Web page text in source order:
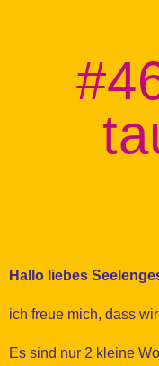
Hallo liebes
ich freue mich, dass
Es sind nur 2 kleine